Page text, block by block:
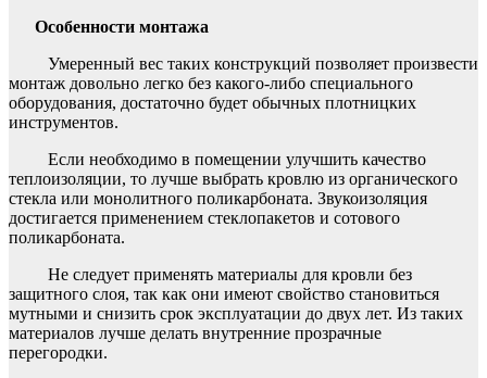
Особенности монтажа
Умеренный вес таких конструкций позволяет произвести
монтаж довольно легко без какого-либо специального
оборудования, достаточно будет обычных плотницких
инструментов.
Если необходимо в помещении улучшить качество
теплоизоляции, то лучше выбрать кровлю из органического
стекла или монолитного поликарбоната. Звукоизоляция
достигается применением стеклопакетов и сотового
поликарбоната.
Не следует применять материалы для кровли без
защитного слоя, так как они имеют свойство становиться
мутными и снизить срок эксплуатации до двух лет. Из таких
материалов лучше делать внутренние прозрачные
перегородки.